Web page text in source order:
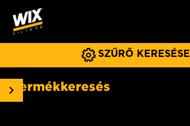
SZŰRŐ KERESÉSE
Termékkeresés